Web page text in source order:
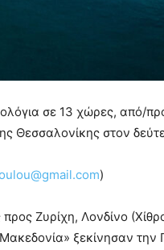
σε 13 χώρες, από/
Θεσσαλονίκης στον
)
προς Ζυρίχη, Λονδίνο
ξεκίνησαν